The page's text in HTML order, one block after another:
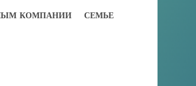
КОМПАНИИ СЕМЬЕ